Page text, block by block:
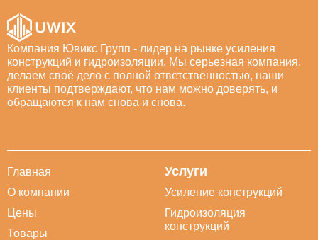
Компания Ювикс Групп - лидер на рынке усиления
конструкций и гидроизоляции. Мы серьезная компания,
делаем своё дело с полной ответственностью, наши
клиенты подтверждают, что нам можно доверять, и
обращаются к нам снова и снова.
Главная
О компании
Цены
Товары
Услуги
Усиление конструкций
Гидроизоляция
конструкций